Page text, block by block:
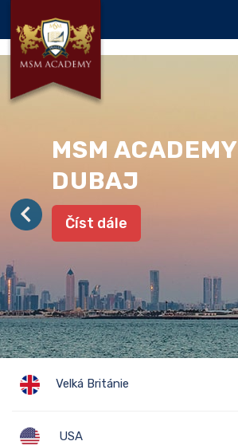
O NÁS
DVOJITÝ DIPLOM
GALERIE
REFERENCE
KONTAKT
MSM ACADEMY
DUBAJ
Číst dále
Velká Británie
USA